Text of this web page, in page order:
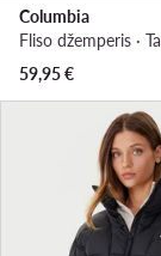
Columbia
59,95€